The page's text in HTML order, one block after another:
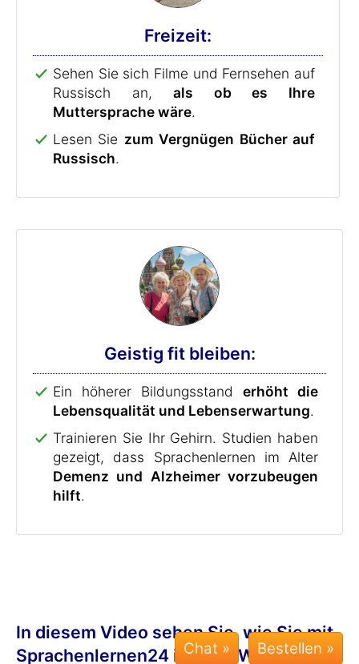
Freizeit:
Sehen Sie sich Filme und Fernsehen auf
Russisch an,als ob es Ihre
Muttersprache wäre.
Lesen Sie zum Vergnügen Bücher auf
Russisch.
Geistig fit bleiben:
Ein höherer Bildungsstand erhöht die
Lebensqualität und Lebenserwartung.
Trainieren Sie Ihr Gehirn. Studien haben
gezeigt, dass Sprachenlernen im Alter
Demenz und Alzheimer vorzubeugen
hilft.
In diesem Video sehen Sie, wie Sie mit
Sprachenlernen24 in nur 7 Wochen
Chat »